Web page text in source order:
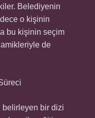
Belediyenin
o kişinin
bu kişinin seçim
de
belirleyen bir dizi